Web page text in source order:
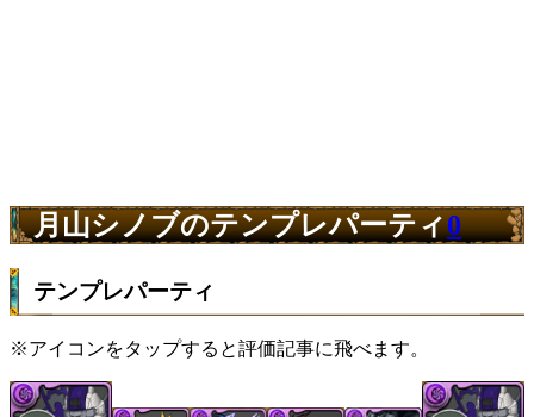
月山シノブのテンプレパーティ0
テンプレパーティ
※アイコンをタップすると評価記事に飛べます。